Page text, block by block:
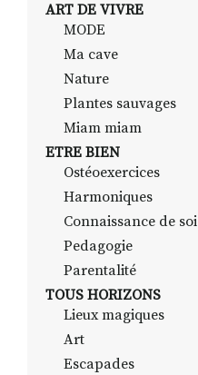
ART DE VIVRE
MODE
Ma cave
Nature
Plantes sauvages
Miam miam
ETRE BIEN
Ostéoexercices
Harmoniques
Connaissance de soi
Pedagogie
Parentalité
TOUS HORIZONS
Lieux magiques
Art
Escapades